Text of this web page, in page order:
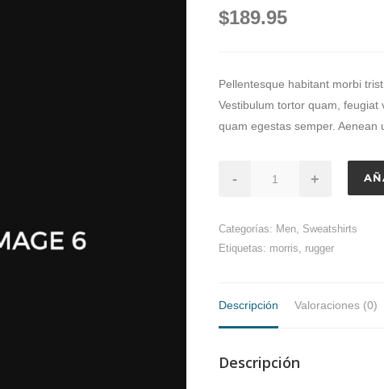
$189.95
Pellentesque habitant morbi
Vestibulum tortor quam,
quam egestas semper. Aenean
- +
Categorías: Men, Sweatshirts
Etiquetas: morris, rugger
Descripción Valoraciones (0)
Descripción